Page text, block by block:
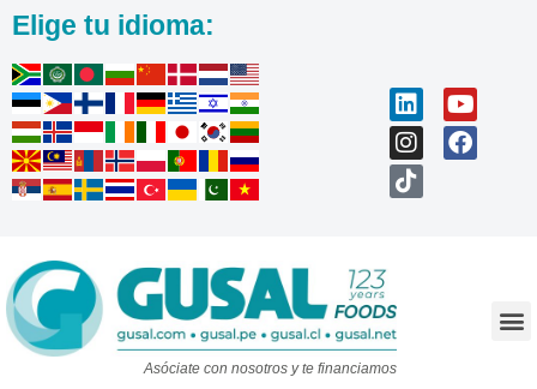
Elige tu idioma:
Asóciate con nosotros y te financiamos